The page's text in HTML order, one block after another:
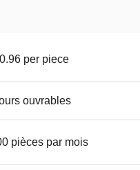
per piece
ouvrables
pièces par mois